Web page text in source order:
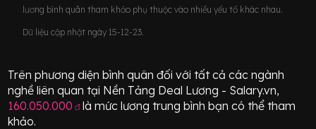
lương bình quân tham khảo phụ thuộc vào nhiều yếu tố khác nhau.
Dữ liệu cập nhật ngày 15-12-23.
Trên phương diện bình quân đối với tất cả các ngành
nghề liên quan tại Nền Tảng Deal Lương - Salary.vn,
160.050.000 đlà mức lương trung bình bạn có thể tham
khảo.